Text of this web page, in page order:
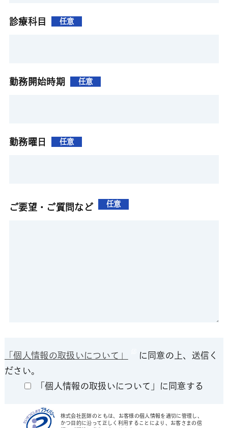
診療科目 任意
勤務開始時期 任意
勤務曜日 任意
ご要望・ご質問など 任意
「個人情報の取扱いについて」
に同意の上、送信く
ださい。
「個人情報の取扱いについて」に同意する
株式会社医師のともは、お客様の個人情報を適切に管理し、
かつ目的に沿って正しく利用することにより、お客さまの信